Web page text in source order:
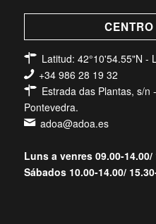
Latitud: 42°10'54.55"N -
+34 986 28 19 32
Estrada das Plantas, s/n
Pontevedra.
adoa@adoa.es
Luns a venres 09.00-14.00/
Sábados 10.00-14.00/